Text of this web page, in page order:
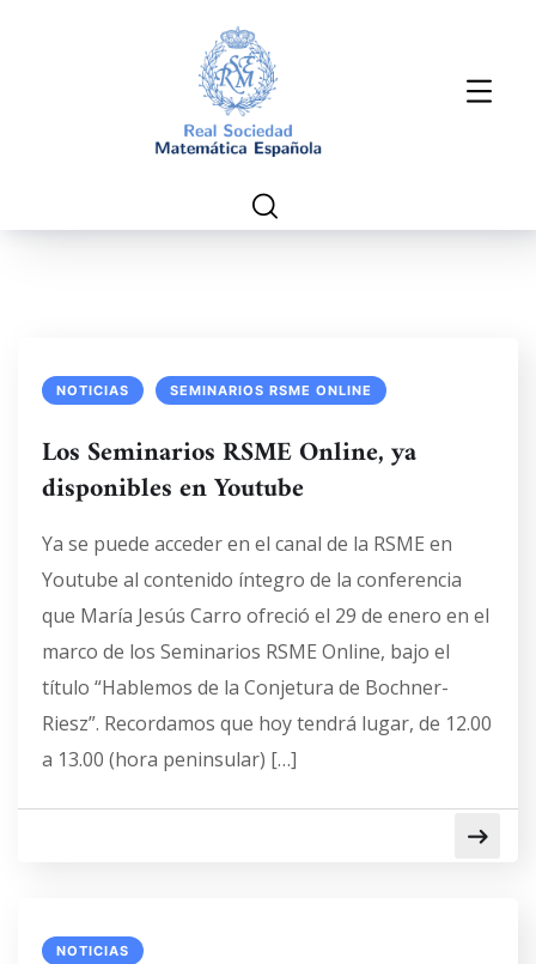
NOTICIAS SEMINARIOS RSME ONLINE
Los Seminarios RSME Online, ya
disponibles en Youtube
Ya se puede acceder en el canal de la RSME en
Youtube al contenido íntegro de la conferencia
que María Jesús Carro ofreció el 29 de enero en el
marco de los Seminarios RSME Online, bajo el
título “Hablemos de la Conjetura de Bochner-
Riesz”. Recordamos que hoy tendrá lugar, de 12.00
a 13.00 (hora peninsular) […]
NOTICIAS